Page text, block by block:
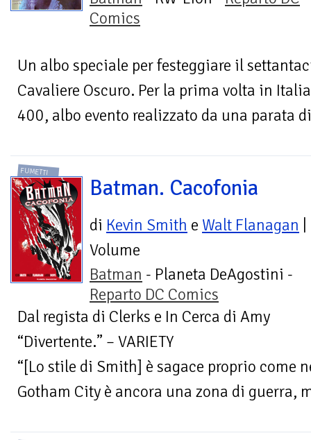
Comics
Un albo speciale per festeggiare il
Cavaliere Oscuro. Per la prima volta in
400, albo evento realizzato da una parata
FUMETTI
Batman. Cacofonia
di Kevin Smith e Walt Flanagan
Volume
Batman - Planeta DeAgostini -
Reparto DC Comics
Dal regista di Clerks e In Cerca di Amy
“Divertente.” – VARIETY
“[Lo stile di Smith] è sagace proprio come
Gotham City è ancora una zona di guerra,